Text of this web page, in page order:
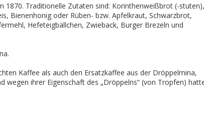
1870. Traditionelle Zutaten sind: Korinthenweißbrot (-stuten),
Bienenhonig oder Rüben- bzw. Apfelkraut, Schwarzbrot,
Hefeteigbällchen, Zwieback, Burger Brezeln und
Kaffee als auch den Ersatzkaffee aus der Dröppelmina,
wegen ihrer Eigenschaft des „Dröppelns“ (von Tropfen)